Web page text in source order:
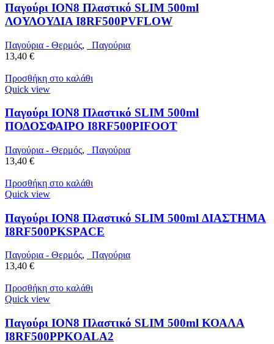
Παγούρι ION8 Πλαστικό SLIM 500ml
ΛΟΥΛΟΥΔΙΑ I8RF500PVFLOW
Παγούρια - Θερμός,
Παγούρια
13,40 €
Προσθήκη στο καλάθι
Quick view
Παγούρι ION8 Πλαστικό SLIM 500ml
ΠΟΔΟΣΦΑΙΡΟ I8RF500PIFOOT
Παγούρια - Θερμός,
Παγούρια
13,40 €
Προσθήκη στο καλάθι
Quick view
Παγούρι ION8 Πλαστικό SLIM 500ml ΔΙΑΣΤΗΜΑ
I8RF500PKSPACE
Παγούρια - Θερμός,
Παγούρια
13,40 €
Προσθήκη στο καλάθι
Quick view
Παγούρι ION8 Πλαστικό SLIM 500ml ΚΟΑΛΑ
I8RF500PPKOALA2